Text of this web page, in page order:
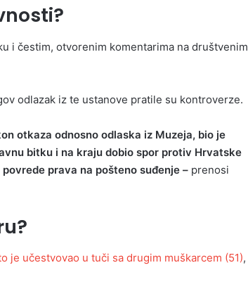
i čestim, otvorenim komentarima na društvenim
odlazak iz te ustanove pratile su kontroverze.
otkaza odnosno odlaska iz Muzeja, bio je
bitku i na kraju dobio spor protiv Hrvatske
prava na pošteno suđenje – prenosi
je učestvovao u tuči sa drugim muškarcem (51),